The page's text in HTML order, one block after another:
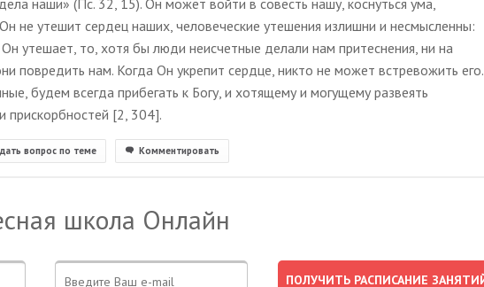
наши» (Пс. 32, 15). Он может войти в совесть нашу, коснуться ума,
не утешит сердец наших, человеческие утешения излишни и несмысленны:
Он утешает, то, хотя бы люди неисчетные делали нам притеснения, ни на
повредить нам. Когда Он укрепит сердце, никто не может встревожить его.
будем всегда прибегать к Богу, и хотящему и могущему развеять
прискорбностей [2, 304].
вопрос по теме Комментировать
школа Онлайн